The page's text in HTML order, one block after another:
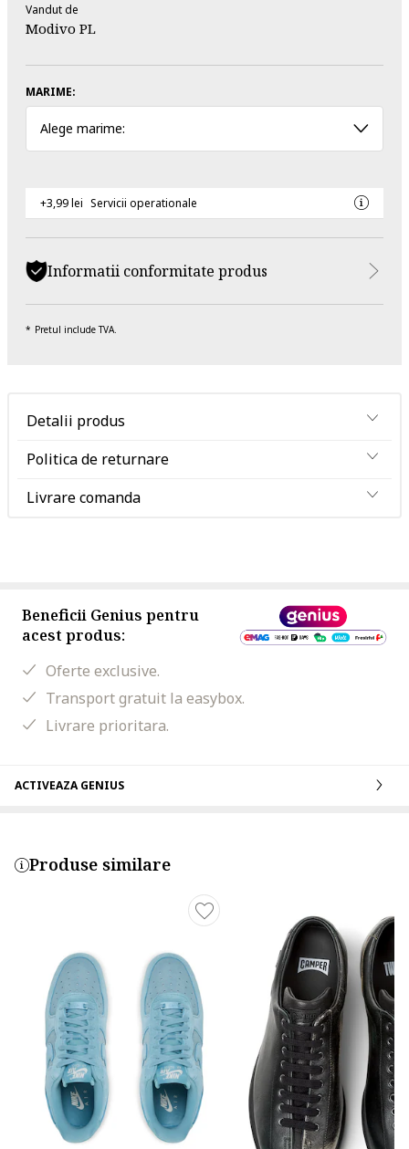
Vandut de
Modivo PL
MARIME:
Alege marime:
+3,99 lei Servicii operationale
Informatii conformitate produs
Pretul include TVA.
Detalii produs
Politica de returnare
Livrare comanda
Beneficii Genius pentru
acest produs:
Oferte exclusive.
Transport gratuit la easybox.
Livrare prioritara.
ACTIVEAZA GENIUS
Produse similare